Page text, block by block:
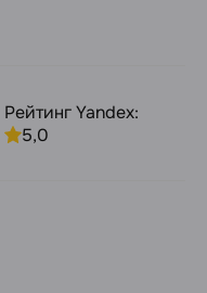
Рейтинг Yandex:
5,0